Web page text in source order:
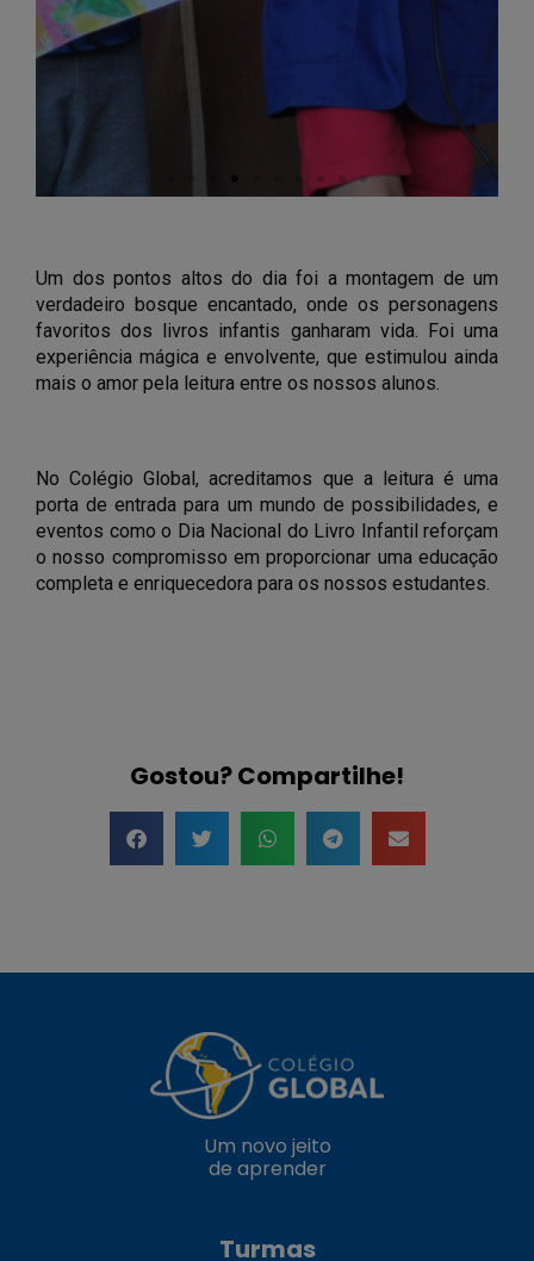
Um dos pontos altos do dia foi a montagem de um
verdadeiro bosque encantado, onde os personagens
favoritos dos livros infantis ganharam vida. Foi uma
experiência mágica e envolvente, que estimulou ainda
mais o amor pela leitura entre os nossos alunos.
No Colégio Global, acreditamos que a leitura é uma
porta de entrada para um mundo de possibilidades, e
eventos como o Dia Nacional do Livro Infantil reforçam
o nosso compromisso em proporcionar uma educação
completa e enriquecedora para os nossos estudantes.
Gostou? Compartilhe!
Um novo jeito
de aprender
Turmas